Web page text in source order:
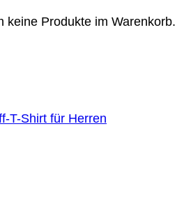
keine Produkte im Warenkorb.
T-Shirt für Herren